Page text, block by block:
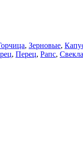
, Зерновые,
, Перец, Рапс, Свекла